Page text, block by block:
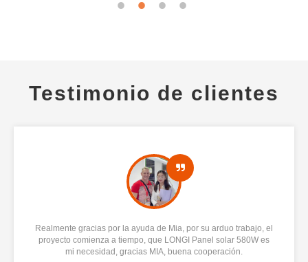
Testimonio de clientes
Realmente gracias por la ayuda de Mia, por su arduo trabajo, el
proyecto comienza a tiempo, que LONGI Panel solar 580W es
mi necesidad, gracias MIA, buena cooperación.